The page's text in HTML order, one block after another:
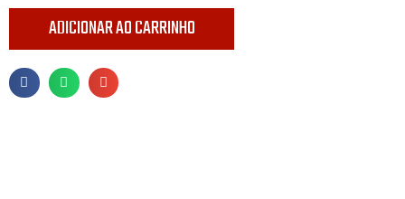
ADICIONAR AO CARRINHO